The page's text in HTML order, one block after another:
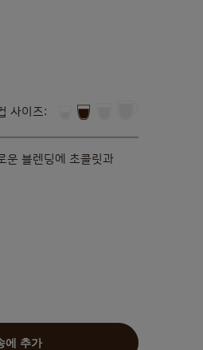
사이즈:
운 블렌딩에 초콜릿과
에 추가